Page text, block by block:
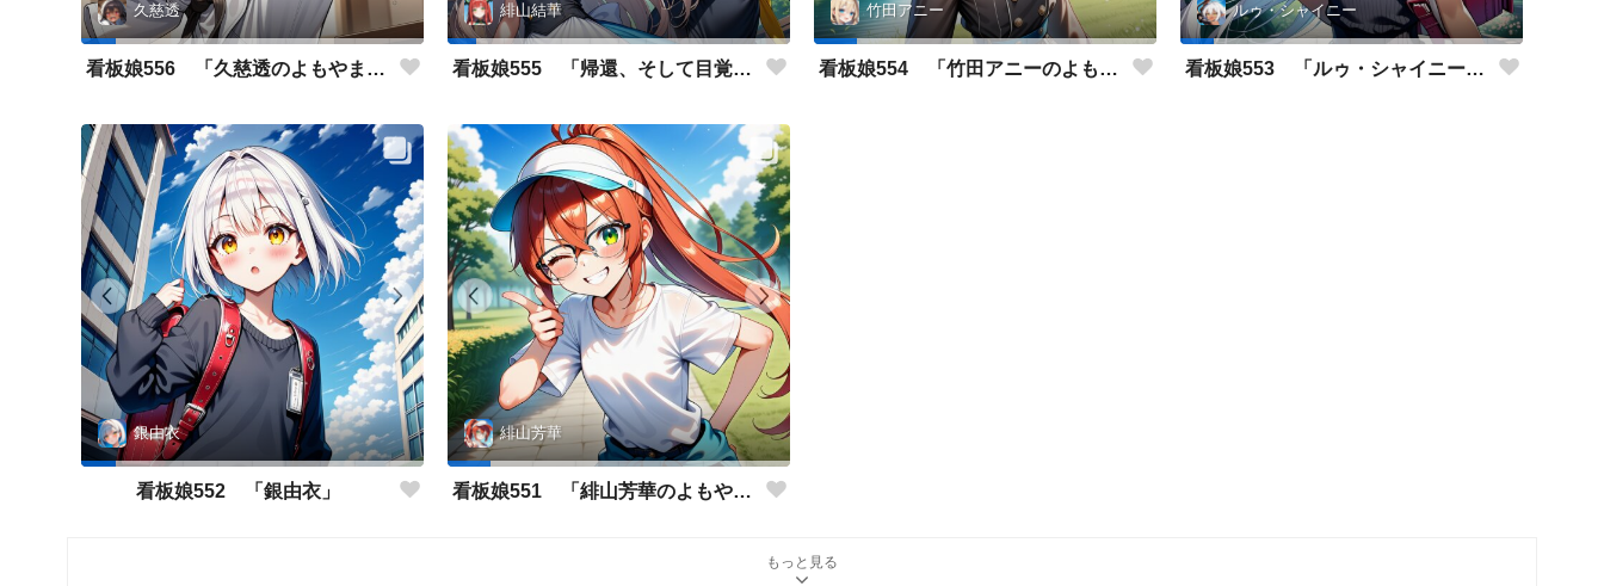
久慈透
看板娘556 「久慈透のよもやま話」
緋山結華
看板娘555 「帰還、そして目覚め。」
竹田アニー
看板娘554 「竹田アニーのよもやま話」
ルゥ・シャイニー
看板娘553 「ルゥ・シャイニーのよもやま話」
銀由衣
看板娘552 「銀由衣」
緋山芳華
看板娘551 「緋山芳華のよもやま話」
もっと見る